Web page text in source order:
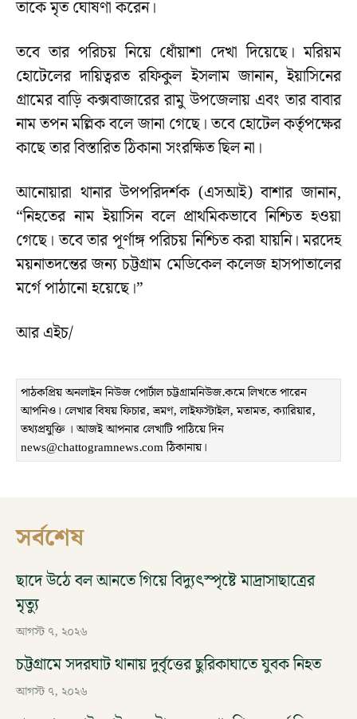
তাকে মৃত ঘোষণা করেন।
তবে তার পরিচয় নিয়ে ধোঁয়াশা দেখা দিয়েছে। মরিয়ম
হোটেলের দায়িত্বরত রফিকুল ইসলাম জানান, ইয়াসিনের
গ্রামের বাড়ি কক্সবাজারের রামু উপজেলায় এবং তার বাবার
নাম তপন মল্লিক বলে জানা গেছে। তবে হোটেল কর্তৃপক্ষের
কাছে তার বিস্তারিত ঠিকানা সংরক্ষিত ছিল না।
আনোয়ারা থানার উপপরিদর্শক (এসআই) বাশার জানান,
“নিহতের নাম ইয়াসিন বলে প্রাথমিকভাবে নিশ্চিত হওয়া
গেছে। তবে তার পূর্ণাঙ্গ পরিচয় নিশ্চিত করা যায়নি। মরদেহ
ময়নাতদন্তের জন্য চট্টগ্রাম মেডিকেল কলেজ হাসপাতালের
মর্গে পাঠানো হয়েছে।”
আর এইচ/
পাঠকপ্রিয় অনলাইন নিউজ পোর্টাল চট্টগ্রামনিউজ.কমে লিখতে পারেন
আপনিও। লেখার বিষয় ফিচার, ভ্রমণ, লাইফস্টাইল, মতামত, ক্যারিয়ার,
তথ্যপ্রযুক্তি । আজই আপনার লেখাটি পাঠিয়ে দিন
news@chattogramnews.com ঠিকানায়।
সর্বশেষ
ছাদে উঠে বল আনতে গিয়ে বিদ্যুৎস্পৃষ্টে মাদ্রাসাছাত্রের
মৃত্যু
আগস্ট ৭, ২০২৬
চট্টগ্রামে সদরঘাট থানায় দুর্বৃত্তের ছুরিকাঘাতে যুবক নিহত
আগস্ট ৭, ২০২৬